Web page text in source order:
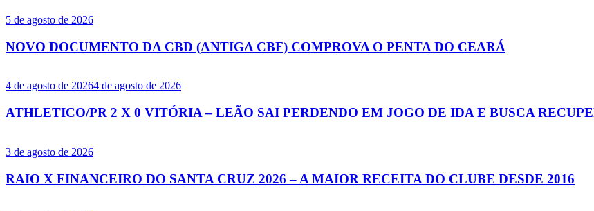
5 de agosto de 2026
NOVO DOCUMENTO DA CBD (ANTIGA CBF) COMPROVA O PENTA DO CEARÁ
4 de agosto de 20264 de agosto de 2026
ATHLETICO/PR 2 X 0 VITÓRIA – LEÃO SAI PERDENDO EM JOGO DE IDA E BUSCA
3 de agosto de 2026
RAIO X FINANCEIRO DO SANTA CRUZ 2026 – A MAIOR RECEITA DO CLUBE DESDE 2016